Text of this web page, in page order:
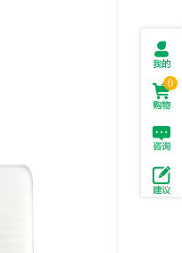
我的
订单
购物
车(0
0
投拆